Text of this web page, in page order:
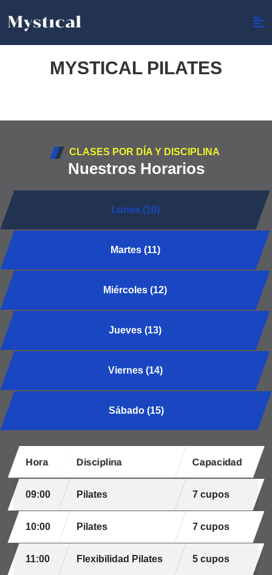
MYSTICAL PILATES
CLASES POR DÍA Y DISCIPLINA
Nuestros Horarios
Lunes (10)
Martes (11)
Miércoles (12)
Jueves (13)
Viernes (14)
Sábado (15)
Hora Disciplina Capacidad
09:00 Pilates 7 cupos
10:00 Pilates 7 cupos
11:00 Flexibilidad Pilates 5 cupos